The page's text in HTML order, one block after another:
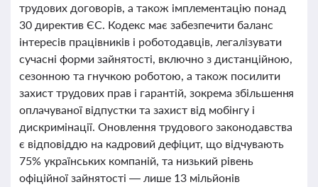
трудових договорів, а також імплементацію понад
30 директив ЄС. Кодекс має забезпечити баланс
інтересів працівників і роботодавців, легалізувати
сучасні форми зайнятості, включно з дистанційною,
сезонною та гнучкою роботою, а також посилити
захист трудових прав і гарантій, зокрема збільшення
оплачуваної відпустки та захист від мобінгу і
дискримінації. Оновлення трудового законодавства
є відповіддю на кадровий дефіцит, що відчувають
75% українських компаній, та низький рівень
офіційної зайнятості — лише 13 мільйонів